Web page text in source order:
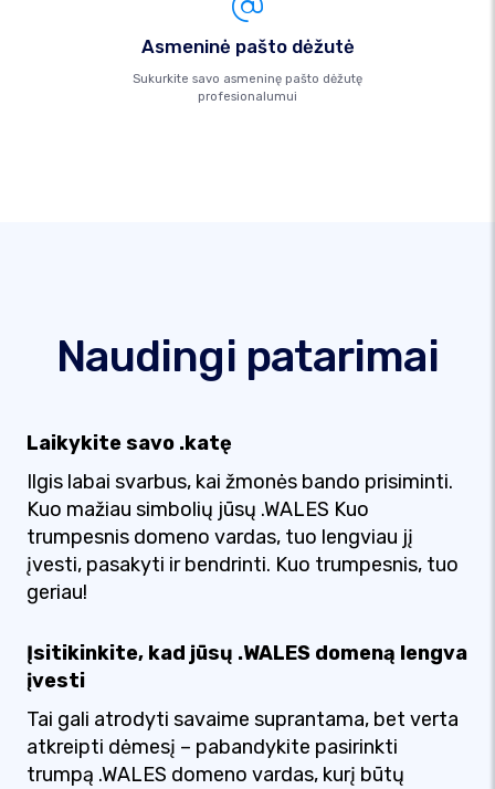
Asmeninė pašto dėžutė
Sukurkite savo asmeninę pašto dėžutę
profesionalumui
Naudingi patarimai
Laikykite savo .katę
Ilgis labai svarbus, kai žmonės bando prisiminti.
Kuo mažiau simbolių jūsų .WALES Kuo
trumpesnis domeno vardas, tuo lengviau jį
įvesti, pasakyti ir bendrinti. Kuo trumpesnis, tuo
geriau!
Įsitikinkite, kad jūsų .WALES domeną lengva
įvesti
Tai gali atrodyti savaime suprantama, bet verta
atkreipti dėmesį – pabandykite pasirinkti
trumpą .WALES domeno vardas, kurį būtų